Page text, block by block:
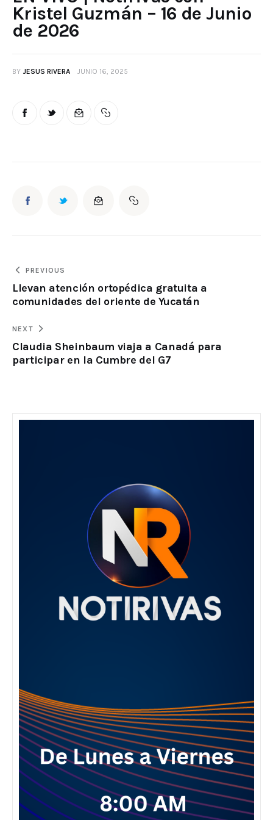
Kristel Guzmán – 16 de Junio
de 2026
BY JESUS RIVERA JUNIO 16, 2025
PREVIOUS
Llevan atención ortopédica gratuita a
comunidades del oriente de Yucatán
NEXT
Claudia Sheinbaum viaja a Canadá para
participar en la Cumbre del G7